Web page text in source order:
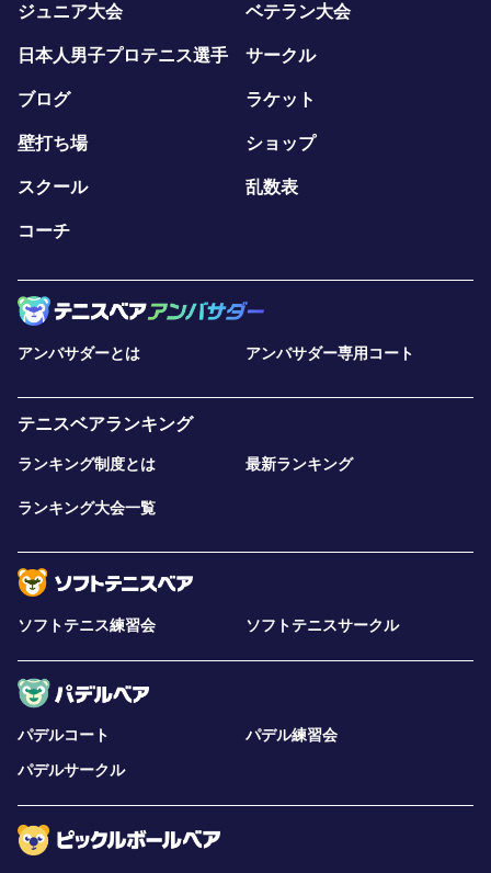
ジュニア大会 ベテラン大会
日本人男子プロテニス選手 サークル
ブログ ラケット
壁打ち場 ショップ
スクール 乱数表
コーチ
アンバサダーとは アンバサダー専用コート
テニスベアランキング
ランキング制度とは 最新ランキング
ランキング大会一覧
ソフトテニス練習会 ソフトテニスサークル
パデルコート
パデル練習会
パデルサークル